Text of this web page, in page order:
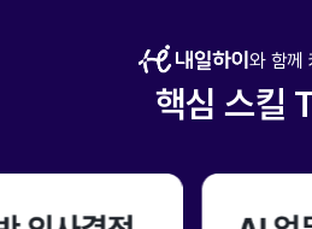
와 함께
핵심 스킬